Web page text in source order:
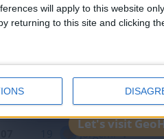
will apply to this website
returning to this site and clicking
14
Gergin
teresa urzainki
18
JOAQUINPOLO
Jorgemr
Let's visit